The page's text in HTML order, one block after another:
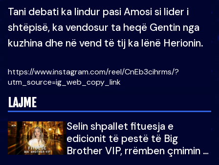
Tani debati ka lindur pasi Amosi si lider i
shtëpisë, ka vendosur ta heqë Gentin nga
kuzhina dhe në vend të tij ka lënë Herionin.
https://www.instagram.com/reel/CnEb3cihrms/?
utm_source=ig_web_copy_link
LAJME
Selin shpallet fituesja e
edicionit të pestë të Big
Brother VIP, rrëmben çmimin e